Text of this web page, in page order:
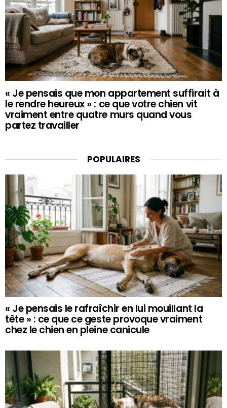
« Je pensais que mon appartement suffirait à
le rendre heureux » : ce que votre chien vit
vraiment entre quatre murs quand vous
partez travailler
POPULAIRES
« Je pensais le rafraîchir en lui mouillant la
tête » : ce que ce geste provoque vraiment
chez le chien en pleine canicule